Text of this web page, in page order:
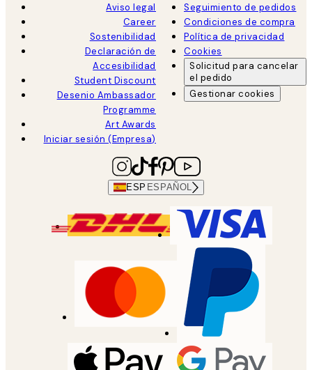
Aviso legal
Career
Sostenibilidad
Declaración de
Accesibilidad
Student Discount
Desenio Ambassador
Programme
Art Awards
Iniciar sesión (Empresa)
Seguimiento de pedidos
Condiciones de compra
Política de privacidad
Cookies
Solicitud para cancelar
el pedido
Gestionar cookies
ESP ESPAÑOL